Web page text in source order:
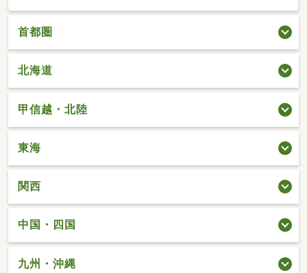
首都圏
北海道
甲信越・北陸
東海
関西
中国・四国
九州・沖縄